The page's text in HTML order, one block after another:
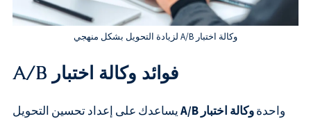
وكالة اختبار A/B لزيادة التحويل بشكل منهجي
فوائد وكالة اختبار A/B
واحدةوكالة اختبار A/B
يساعدك على إعداد تحسين التحويل